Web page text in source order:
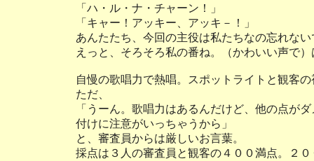
「ハ・ル・ナ・チャーン！」
「キャー！アッキー、アッキ－！」
あんたたち、今回の主役は私たちなの忘れない
えっと、そろそろ私の番ね。（かわいい声で
自慢の歌唱力で熱唱。スポットライトと観客
ただ、
「うーん。歌唱力はあるんだけど、他の点が
付けに注意がいっちゃうから」
と、審査員からは厳しいお言葉。
採点は３人の審査員と観客の４００満点。２